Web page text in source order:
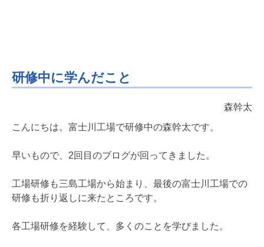
研修中に学んだこと
森幹太
こんにちは。富士川工場で研修中の森幹太です。
早いもので、2回目のブログが回ってきました。
工場研修も三島工場から始まり、最後の富士川工場での
研修も折り返しに来たところです。
各工場研修を経験して、多くのことを学びました。